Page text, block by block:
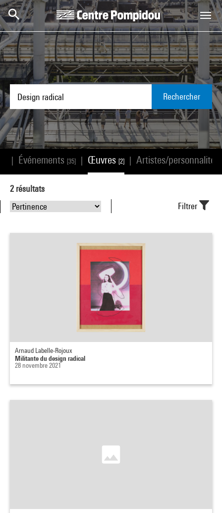
Aller au contenu principal
Centre Pompidou
Rechercher
Événements [35] Œuvres [2] Artistes/personnalités
2 résultats
Filtrer
Arnaud Labelle-Rojoux
Militante du design radical
28 novembre 2021